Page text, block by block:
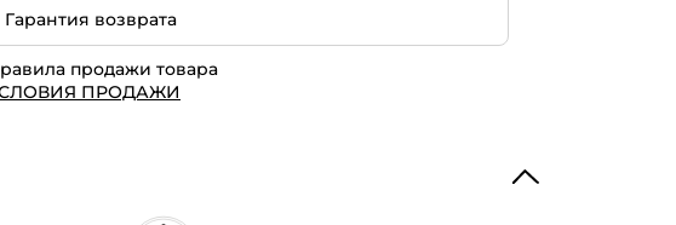
Гарантия возврата
продажи товара
ПРОДАЖИ